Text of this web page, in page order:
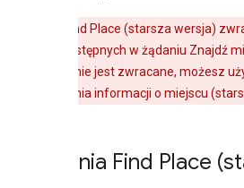
Żądanie Find Place (starsza wersja)
o polach niedostępnych w żądaniu Znajdź
potrzebujesz, nie jest zwracane, możesz
wysłania żądania informacji o miejscu
Żądania Find Place